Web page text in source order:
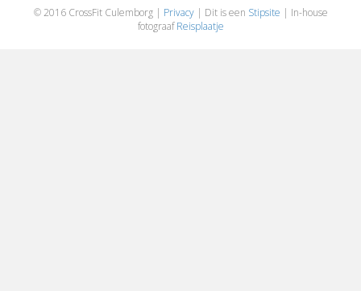
© 2016 CrossFit Culemborg | Privacy| Dit is een Stipsite | In-house
fotograafReisplaatje